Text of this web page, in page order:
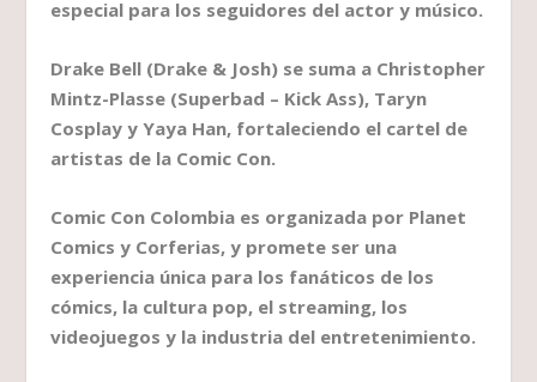
especial para los seguidores del actor y músico.
Drake Bell (Drake & Josh) se suma a Christopher
Mintz-Plasse (Superbad – Kick Ass), Taryn
Cosplay y Yaya Han, fortaleciendo el cartel de
artistas de la Comic Con.
Comic Con Colombia es organizada por Planet
Comics y Corferias, y promete ser una
experiencia única para los fanáticos de los
cómics, la cultura pop, el streaming, los
videojuegos y la industria del entretenimiento.